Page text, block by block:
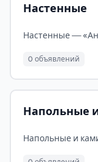
Настенные
Настенные —
0 объявлений
Напольные
Напольные и